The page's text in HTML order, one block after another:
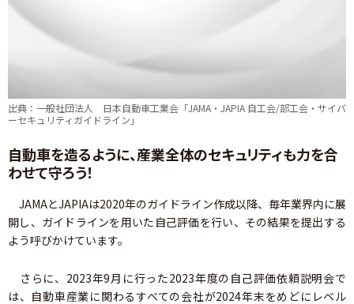
出典：一般社団法人 日本自動車工業会「JAMA・JAPIA 自工会/部工会・サイバ
ーセキュリティガイドライン」
自動車を造るように、産業全体のセキュリティも力を合
わせて守ろう！
JAMAとJAPIAは2020年のガイドライン作成以降、毎年業界内に展
開し、ガイドラインを用いた自己評価を行い、その結果を提出する
よう呼びかけています。
さらに、2023年9月に行った2023年度の自己評価依頼説明会で
は、自動車産業に関わるすべての会社が2024年末をめどにレベル